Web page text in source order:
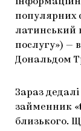
популярних
латинський
послугу») —
Дональдом
Зараз
займенник
близького.